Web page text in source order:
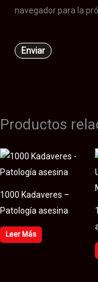
navegador para la
Productos
1000 Kadaveres –
Patología asesina
Leer Más